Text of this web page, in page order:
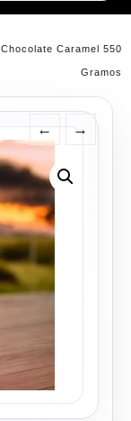
Caramel 550
Gramos
← →